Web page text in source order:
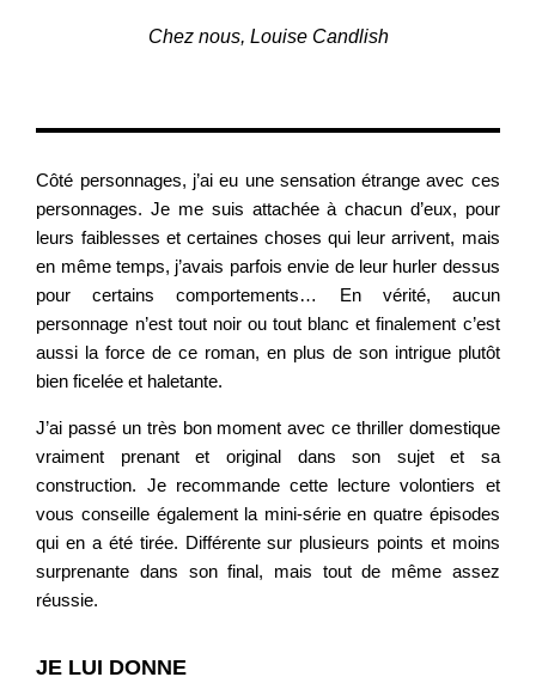
Chez nous, Louise Candlish
Côté personnages, j’ai eu une sensation étrange avec ces
personnages. Je me suis attachée à chacun d’eux, pour
leurs faiblesses et certaines choses qui leur arrivent, mais
en même temps, j’avais parfois envie de leur hurler dessus
pour certains comportements… En vérité, aucun
personnage n’est tout noir ou tout blanc et finalement c’est
aussi la force de ce roman, en plus de son intrigue plutôt
bien ficelée et haletante.
J’ai passé un très bon moment avec ce thriller domestique
vraiment prenant et original dans son sujet et sa
construction. Je recommande cette lecture volontiers et
vous conseille également la mini-série en quatre épisodes
qui en a été tirée. Différente sur plusieurs points et moins
surprenante dans son final, mais tout de même assez
réussie.
JE LUI DONNE